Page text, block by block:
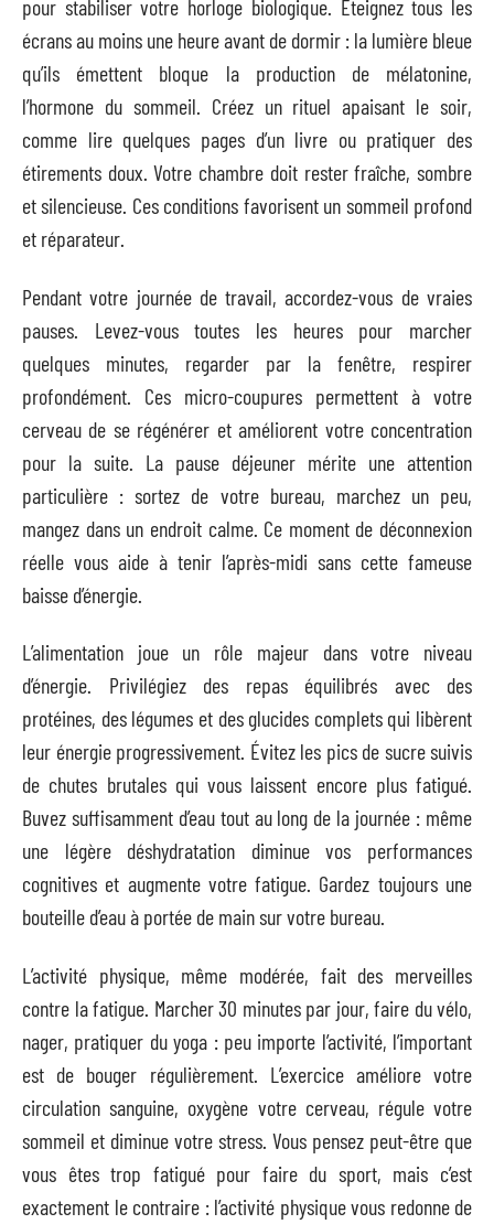
pour stabiliser votre horloge biologique. Éteignez tous les
écrans au moins une heure avant de dormir : la lumière bleue
qu’ils émettent bloque la production de mélatonine,
l’hormone du sommeil. Créez un rituel apaisant le soir,
comme lire quelques pages d’un livre ou pratiquer des
étirements doux. Votre chambre doit rester fraîche, sombre
et silencieuse. Ces conditions favorisent un sommeil profond
et réparateur.
Pendant votre journée de travail, accordez-vous de vraies
pauses. Levez-vous toutes les heures pour marcher
quelques minutes, regarder par la fenêtre, respirer
profondément. Ces micro-coupures permettent à votre
cerveau de se régénérer et améliorent votre concentration
pour la suite. La pause déjeuner mérite une attention
particulière : sortez de votre bureau, marchez un peu,
mangez dans un endroit calme. Ce moment de déconnexion
réelle vous aide à tenir l’après-midi sans cette fameuse
baisse d’énergie.
L’alimentation joue un rôle majeur dans votre niveau
d’énergie. Privilégiez des repas équilibrés avec des
protéines, des légumes et des glucides complets qui libèrent
leur énergie progressivement. Évitez les pics de sucre suivis
de chutes brutales qui vous laissent encore plus fatigué.
Buvez suffisamment d’eau tout au long de la journée : même
une légère déshydratation diminue vos performances
cognitives et augmente votre fatigue. Gardez toujours une
bouteille d’eau à portée de main sur votre bureau.
L’activité physique, même modérée, fait des merveilles
contre la fatigue. Marcher 30 minutes par jour, faire du vélo,
nager, pratiquer du yoga : peu importe l’activité, l’important
est de bouger régulièrement. L’exercice améliore votre
circulation sanguine, oxygène votre cerveau, régule votre
sommeil et diminue votre stress. Vous pensez peut-être que
vous êtes trop fatigué pour faire du sport, mais c’est
exactement le contraire : l’activité physique vous redonne de